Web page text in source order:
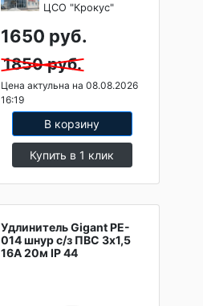
ЦСО "Крокус"
1650 руб.
1850 руб.
Цена актульна на 08.08.2026
16:19
В корзину
Купить в 1 клик
Удлинитель Gigant PE-
014 шнур с/з ПВС 3х1,5
16A 20м IP 44